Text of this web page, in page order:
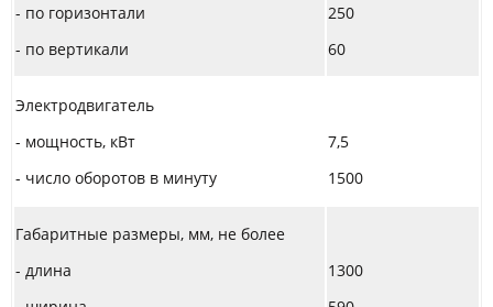
- по горизонтали
- по вертикали
250
60
Электродвигатель
- мощность, кВт
- число оборотов в минуту
7,5
1500
Габаритные размеры, мм, не более
- длина
1300